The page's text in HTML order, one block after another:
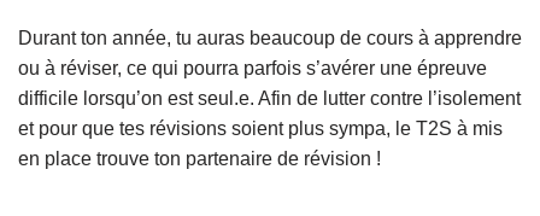
Durant ton année, tu auras beaucoup de cours à apprendre
ou à réviser, ce qui pourra parfois s’avérer une épreuve
difficile lorsqu’on est seul.e. Afin de lutter contre l’isolement
et pour que tes révisions soient plus sympa, le T2S à mis
en place trouve ton partenaire de révision !